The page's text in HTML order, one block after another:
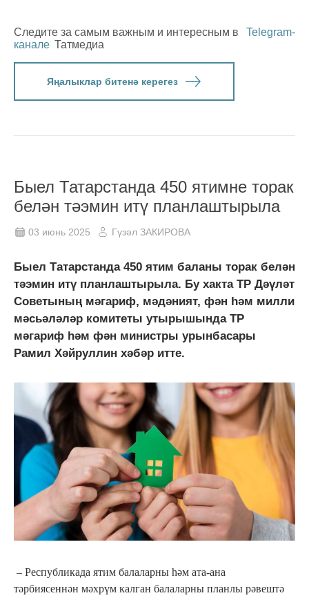
Следите за самым важным и интересным в
Telegram-
канале Татмедиа
Яңалыклар битенә керегез
Быел Татарстанда 450 ятимне торак
белән тәэмин итү планлаштырыла
03 июнь 2025 Гүзәл ЗАКИРОВА
Быел Татарстанда 450 ятим баланы торак белән
тәэмин итү планлаштырыла. Бу хакта ТР Дәүләт
Советының мәгариф, мәдәният, фән һәм милли
мәсьәләләр комитеты утырышында ТР
мәгариф һәм фән министры урынбасары
Рамил Хәйруллин хәбәр итте.
– Республикада ятим балаларны һәм ата-ана
тәрбиясеннән мәхрүм калган балаларны планлы рәвештә